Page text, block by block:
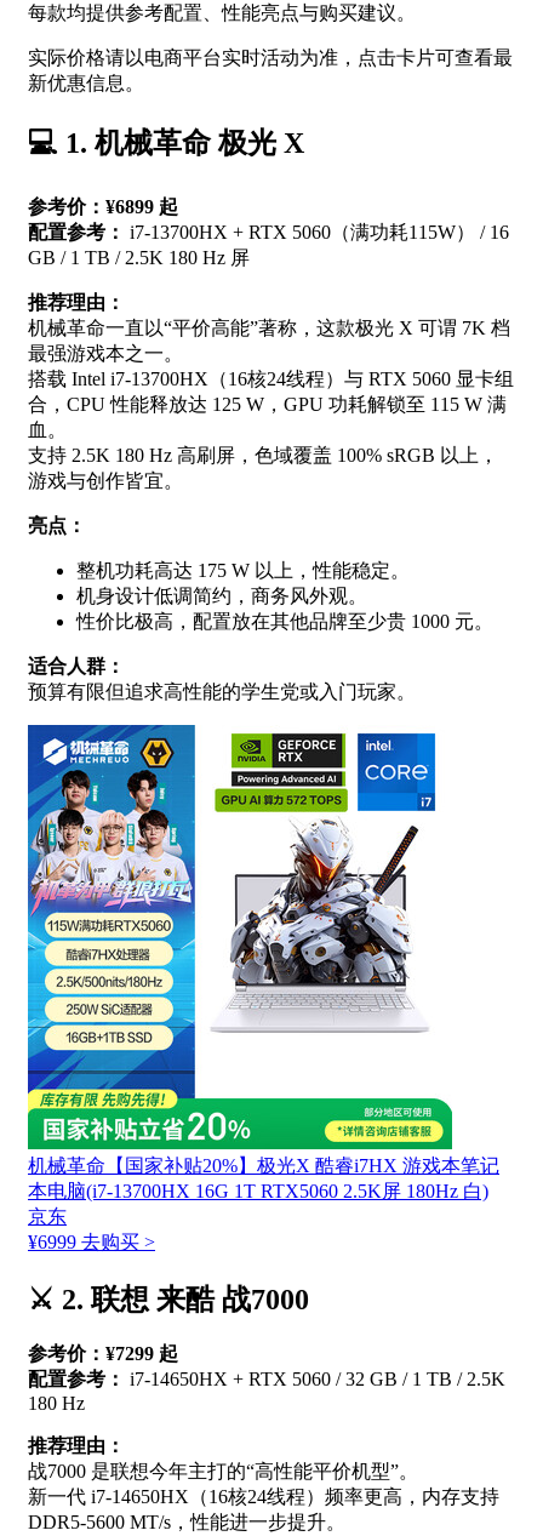
每款均提供参考配置、性能亮点与购买建议。
实际价格请以电商平台实时活动为准，点击卡片可查看最
新优惠信息。
💻 1. 机械革命 极光 X
参考价：¥6899 起
配置参考： i7-13700HX + RTX 5060（满功耗115W） / 16
GB / 1 TB / 2.5K 180 Hz 屏
推荐理由：
机械革命一直以“平价高能”著称，这款极光 X 可谓 7K 档
最强游戏本之一。
搭载 Intel i7-13700HX（16核24线程）与 RTX 5060 显卡组
合，CPU 性能释放达 125 W，GPU 功耗解锁至 115 W 满
血。
支持 2.5K 180 Hz 高刷屏，色域覆盖 100% sRGB 以上，
游戏与创作皆宜。
亮点：
整机功耗高达 175 W 以上，性能稳定。
机身设计低调简约，商务风外观。
性价比极高，配置放在其他品牌至少贵 1000 元。
适合人群：
预算有限但追求高性能的学生党或入门玩家。
机械革命【国家补贴20%】极光X 酷睿i7HX 游戏本笔记
本电脑(i7-13700HX 16G 1T RTX5060 2.5K屏 180Hz 白)
京东
¥6999 去购买 >
⚔️ 2. 联想 来酷 战7000
参考价：¥7299 起
配置参考： i7-14650HX + RTX 5060 / 32 GB / 1 TB / 2.5K
180 Hz
推荐理由：
战7000 是联想今年主打的“高性能平价机型”。
新一代 i7-14650HX（16核24线程）频率更高，内存支持
DDR5-5600 MT/s，性能进一步提升。